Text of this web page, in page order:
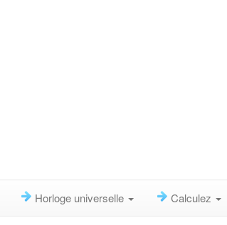
Horloge universelle Calculez